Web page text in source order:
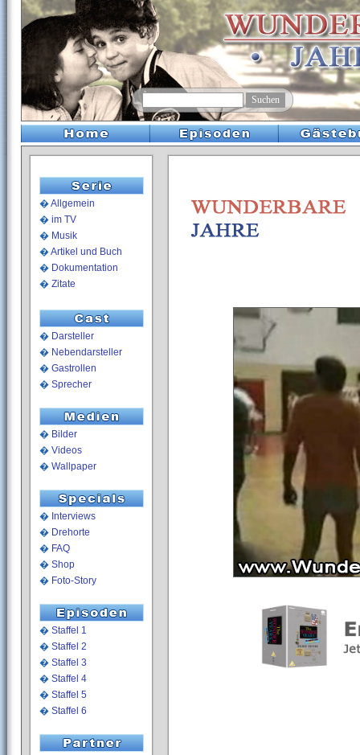
�Allgemein
� im TV
� Musik
�Artikel und Buch
� Dokumentation
� Zitate
� Darsteller
� Nebendarsteller
� Gastrollen
� Sprecher
� Bilder
� Videos
� Wallpaper
� Interviews
� Drehorte
� FAQ
� Shop
� Foto-Story
� Staffel 1
� Staffel 2
� Staffel 3
� Staffel 4
� Staffel 5
� Staffel 6